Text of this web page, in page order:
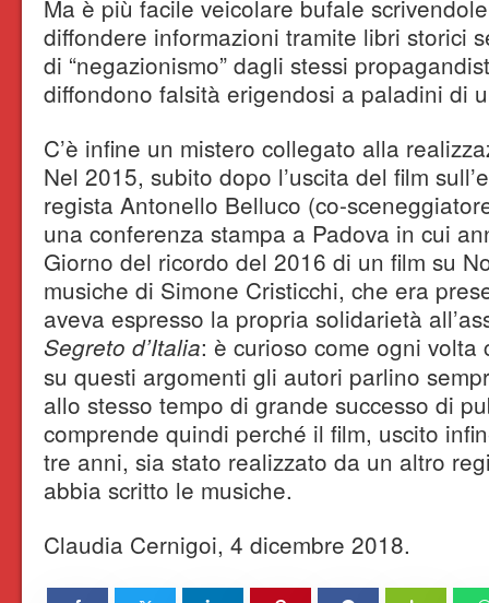
Ma è più facile veicolare bufale
diffondere informazioni tramite libri storici
di “negazionismo” dagli stessi
diffondono falsità erigendosi a paladini di
C’è infine un mistero collegato alla
Nel 2015, subito dopo l’uscita del film
regista Antonello Belluco (co-
una conferenza stampa a Padova in cui
Giorno del ricordo del 2016 di un film su
musiche di Simone Cristicchi, che era
aveva espresso la propria solidarietà
Segreto d’Italia: è curioso come ogni
su questi argomenti gli autori parlino
allo stesso tempo di grande successo di
comprende quindi perché il film, uscito
tre anni, sia stato realizzato da un altro
abbia scritto le musiche.
Claudia Cernigoi, 4 dicembre 2018.